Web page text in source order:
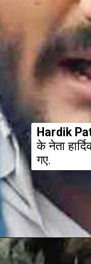
Hardik
के नेता
गए.